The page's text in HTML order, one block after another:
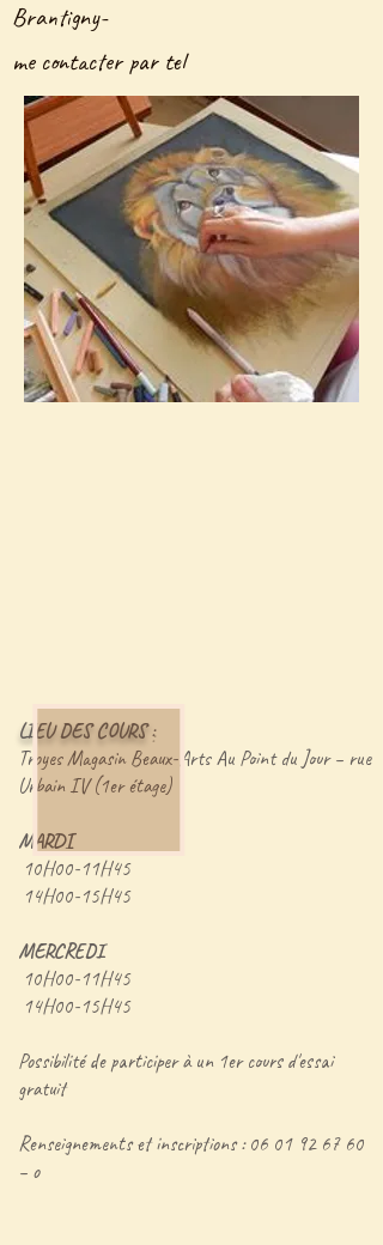
Brantigny-
me contacter par tel
LIEU DES COURS :
Troyes Magasin Beaux-Arts Au Point du Jour – rue
Urbain IV (1er étage)
MARDI
10H00-11H45
14H00-15H45
MERCREDI
10H00-11H45
14H00-15H45
Possibilité de participer à un 1er cours d'essai
gratuit
Renseignements et inscriptions :06 01 92 67 60
– o